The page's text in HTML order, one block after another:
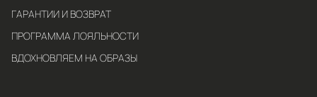
ГАРАНТИИ И ВОЗВРАТ
ПРОГРАММА ЛОЯЛЬНОСТИ
ВДОХНОВЛЯЕМ НА ОБРАЗЫ